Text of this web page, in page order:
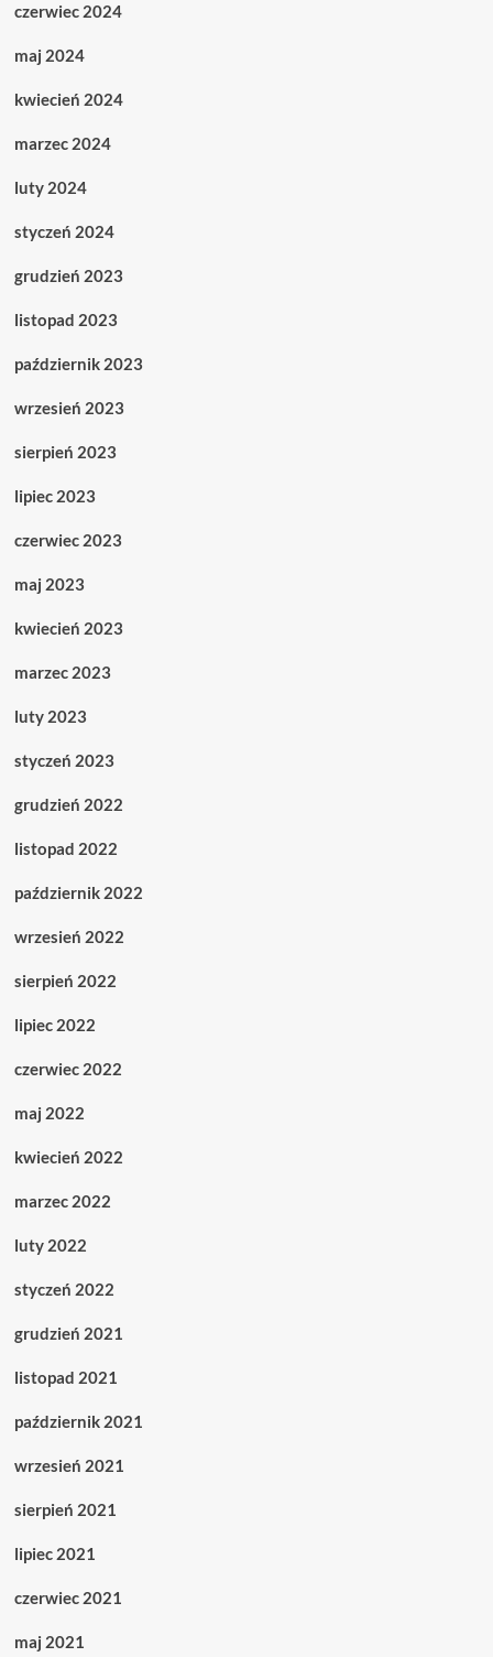
czerwiec 2024
maj 2024
kwiecień 2024
marzec 2024
luty 2024
styczeń 2024
grudzień 2023
listopad 2023
październik 2023
wrzesień 2023
sierpień 2023
lipiec 2023
czerwiec 2023
maj 2023
kwiecień 2023
marzec 2023
luty 2023
styczeń 2023
grudzień 2022
listopad 2022
październik 2022
wrzesień 2022
sierpień 2022
lipiec 2022
czerwiec 2022
maj 2022
kwiecień 2022
marzec 2022
luty 2022
styczeń 2022
grudzień 2021
listopad 2021
październik 2021
wrzesień 2021
sierpień 2021
lipiec 2021
czerwiec 2021
maj 2021